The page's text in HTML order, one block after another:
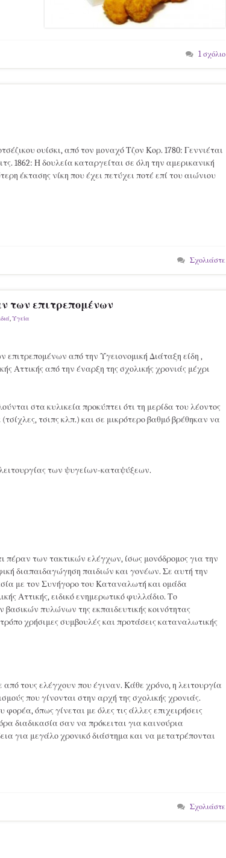
1 σχόλιο
ουίσκι, από τον μοναχό Τζον Κορ. 1780: Γεννιέται
1862: Η δουλεία καταργείται σε όλη την αμερικανική
έκτασης νίκη που έχει πετύχει ποτέ επί του αιώνιου
Σχολιάστε
των επιτρεπομένων
,Υγεία
από την Υγειονομική Διάταξη είδη ,
Αττικής από την έναρξη της σχολικής χρονιάς μέχρι
στα κυλικεία προκύπτει ότι τη μερίδα του λέοντος
τσιπς κλπ.) και σε μικρότερο βαθμό βρέθηκαν να
των ψυγείων-καταψύξεων.
των τακτικών ελέγχων, ίσως μονόδρομος για την
διαπαιδαγώγηση παιδιών και γονέων. Σε αυτή την
με τον Συνήγορο του Καταναλωτή και ομάδα
Αττικής, ειδικό ενημερωτικό φυλλάδιο. Το
πυλώνων της εκπαιδευτικής κοινότητας
χρήσιμες συμβουλές και προτάσεις καταναλωτικής
τους ελέγχουν που έγιναν. Κάθε χρόνο, η λειτουργία
που γίνονται στην αρχή της σχολικής χρονιάς.
όπως γίνεται με όλες τις άλλες επιχειρήσεις
διαδικασία σαν να πρόκειται για καινούρια
για μεγάλο χρονικό διάστημα και να μετατρέπονται
Σχολιάστε